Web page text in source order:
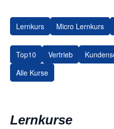
Lernkurs Micro Lernkurs
Top10 Vertrieb
Alle Kurse
Lernkurse